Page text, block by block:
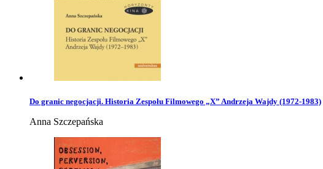
Do granic negocjacji. Historia Zespołu Filmowego „X” Andrzeja Wajdy (1972-1983)
Anna Szczepańska